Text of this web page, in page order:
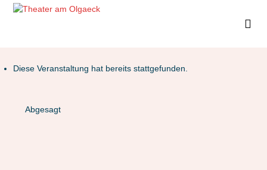
Diese Veranstaltung hat bereits stattgefunden.
Abgesagt